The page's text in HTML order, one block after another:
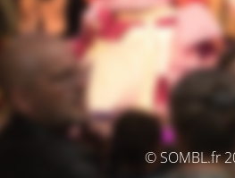
© SOMBL.fr